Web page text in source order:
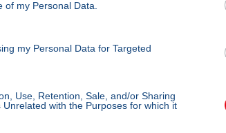
my Personal Data.
my Personal Data for Targeted
Use, Retention, Sale, and/or Sharing
with the Purposes for which it